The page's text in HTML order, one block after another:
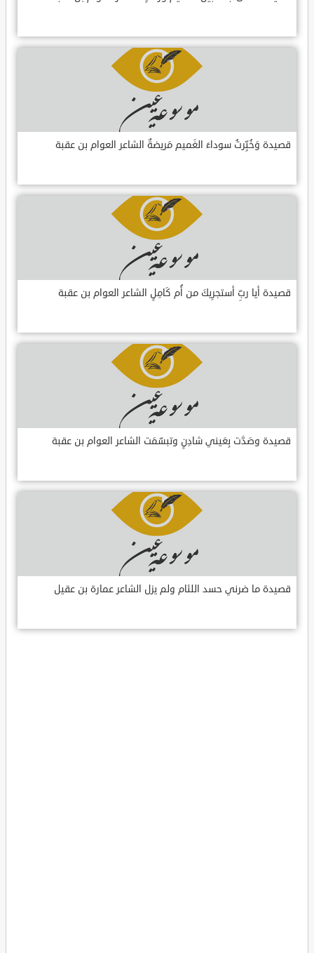
قصيدة وَخُبِّرتُ سوداءَ الغَميم مَريضةٌ الشاعر العوام بن عقبة
قصيدة أيا ربِّ أستجرِيكَ من أُم كَامِلٍ الشاعر العوام بن عقبة
قصيدة وصَدَّت بِعَيني شادِنٍ وتبسّمَت الشاعر العوام بن عقبة
قصيدة ما ضرني حسد اللئام ولم يزل الشاعر عمارة بن عقيل